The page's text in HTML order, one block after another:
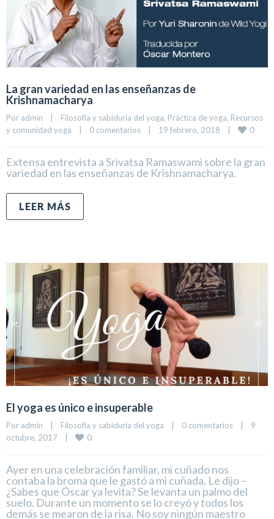
La gran variedad en las enseñanzas de
Krishnamacharya
Por admin Filosofía y sabiduría del yoga, Práctica de yoga, Recursos
y comunidad yoga
0 comentarios 19 febrero, 2018 0
Extensa entrevista a Srivatsa Ramaswami sobre la gran
variedad en las enseñanzas de Krishnamacharya.
LEER MÁS
El yoga es único e insuperable
Por admin Filosofía y sabiduría del yoga 0 comentarios
9
octubre, 2017
0
Ayer en una celebración familiar, mi cuñado nos
contaba la broma que le gastó a mi cuñada. Le dijo –
¿Sabes que Óscar ya levita? Se levanta un palmo del
suelo. Durante un momento se lo creyó y todos los
demás se mearon de la risa. No soy ningún maestro